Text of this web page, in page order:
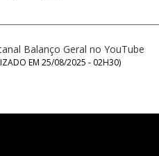
Balanço Geral no YouTube
EM 25/08/2025 - 02H30)